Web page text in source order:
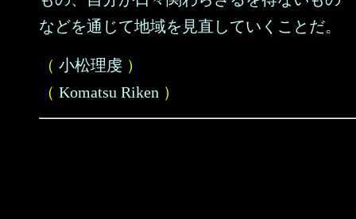
などを通じて地域を見直していくことだ。
（ 小松理虔 ）
（ Komatsu Riken ）